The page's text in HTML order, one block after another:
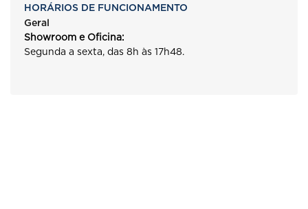
HORÁRIOS DE FUNCIONAMENTO
Geral
Showroom e Oficina:
Segunda a sexta, das 8h às 17h48.